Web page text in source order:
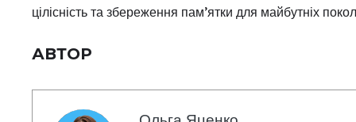
цілісність та збереження пам’ятки для майбутніх
АВТОР